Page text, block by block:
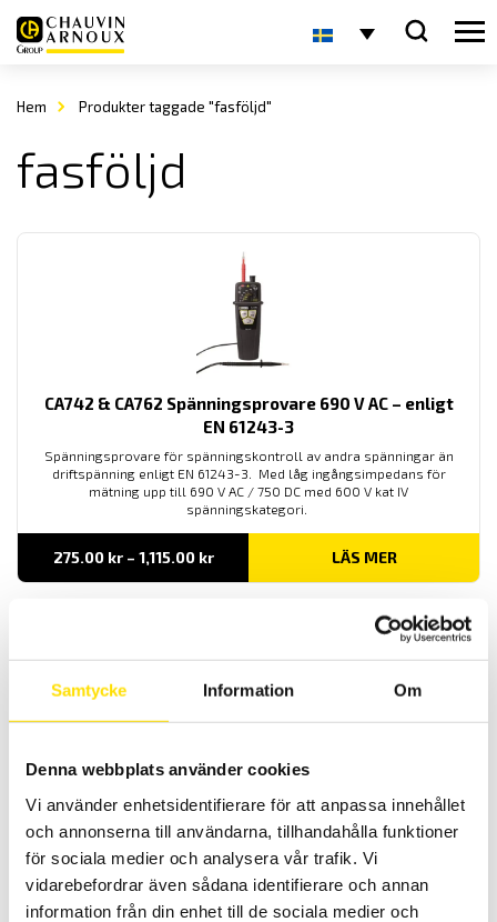
Samtycke Information Om
Denna webbplats använder cookies
Vi använder enhetsidentifierare för att anpassa innehållet
och annonserna till användarna, tillhandahålla funktioner
för sociala medier och analysera vår trafik. Vi
vidarebefordrar även sådana identifierare och annan
information från din enhet till de sociala medier och
Hem Produkter taggade "fasföljd"
fasföljd
CA742 & CA762 Spänningsprovare 690 V AC – enligt
EN 61243-3
Spänningsprovare för spänningskontroll av andra spänningar än
driftspänning enligt EN 61243-3. Med låg ingångsimpedans för
mätning upp till 690 V AC / 750 DC med 600 V kat IV
spänningskategori.
275.00 kr – 1,115.00 krPrisintervall:
till
LÄS MER
Analoga panelinstrument
Vi levererar analoga panelinstrument i storlek enligt DIN-norm,
både enstaka samt i större antal för ert projekt.
LÄS MER